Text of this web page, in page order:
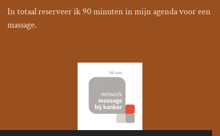
In totaal reserveer ik 90 minuten in mijn agenda voor een
massage.